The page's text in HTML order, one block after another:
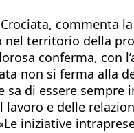
commenta
territorio della
conferma, con
non si ferma alla
di essere
e delle
iniziative